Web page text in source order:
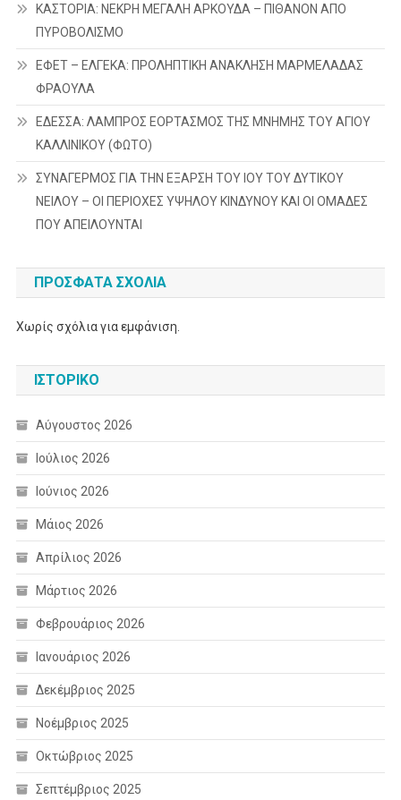
ΚΑΣΤΟΡΙΑ: ΝΕΚΡΗ ΜΕΓΑΛΗ ΑΡΚΟΥΔΑ – ΠΙΘΑΝΟΝ ΑΠΟ
ΠΥΡΟΒΟΛΙΣΜΟ
ΕΦΕΤ – ΕΛΓΕΚΑ: ΠΡΟΛΗΠΤΙΚΗ ΑΝΑΚΛΗΣΗ ΜΑΡΜΕΛΑΔΑΣ
ΦΡΑΟΥΛΑ
ΕΔΕΣΣΑ: ΛΑΜΠΡΟΣ ΕΟΡΤΑΣΜΟΣ ΤΗΣ ΜΝΗΜΗΣ ΤΟΥ ΑΓΙΟΥ
ΚΑΛΛΙΝΙΚΟΥ (ΦΩΤΟ)
ΣΥΝΑΓΕΡΜΟΣ ΓΙΑ ΤΗΝ ΕΞΑΡΣΗ ΤΟΥ ΙΟΥ ΤΟΥ ΔΥΤΙΚΟΥ
ΝΕΙΛΟΥ – ΟΙ ΠΕΡΙΟΧΕΣ ΥΨΗΛΟΥ ΚΙΝΔΥΝΟΥ ΚΑΙ ΟΙ ΟΜΑΔΕΣ
ΠΟΥ ΑΠΕΙΛΟΥΝΤΑΙ
ΠΡΌΣΦΑΤΑ ΣΧΌΛΙΑ
Χωρίς σχόλια για εμφάνιση.
ΙΣΤΟΡΙΚΌ
Αύγουστος 2026
Ιούλιος 2026
Ιούνιος 2026
Μάιος 2026
Απρίλιος 2026
Μάρτιος 2026
Φεβρουάριος 2026
Ιανουάριος 2026
Δεκέμβριος 2025
Νοέμβριος 2025
Οκτώβριος 2025
Σεπτέμβριος 2025